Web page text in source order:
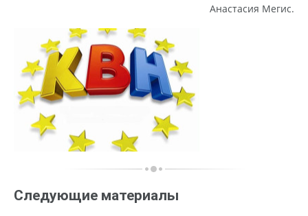
Анастасия Мегис.
Следующие материалы